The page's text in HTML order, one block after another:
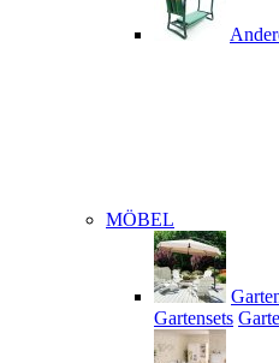
MÖBEL
Gartensets